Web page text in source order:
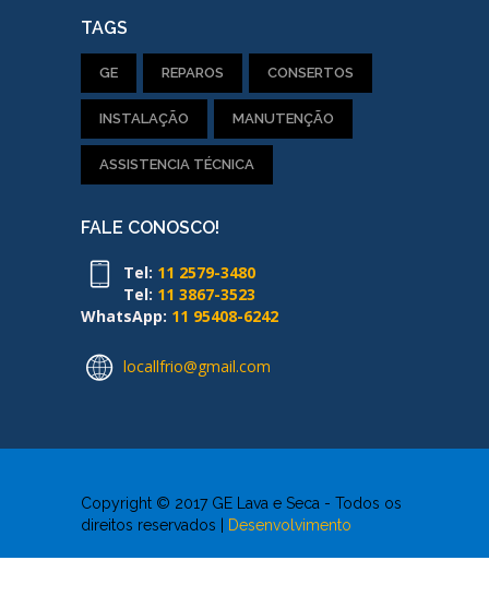
TAGS
GE REPAROS CONSERTOS
INSTALAÇÃO MANUTENÇÃO
ASSISTENCIA TÉCNICA
FALE CONOSCO!
Tel: 11 2579-3480
Tel: 11 3867-3523
WhatsApp: 11 95408-6242
locallfrio@gmail.com
Copyright © 2017 GE Lava e Seca - Todos os
direitos reservados |
Desenvolvimento